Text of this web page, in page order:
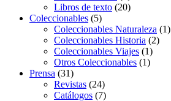
Libros de texto (20)
Coleccionables (5)
Coleccionables Naturaleza (1)
Coleccionables Historia (2)
Coleccionables Viajes (1)
Otros Coleccionables (1)
Prensa (31)
Revistas (24)
Catálogos (7)